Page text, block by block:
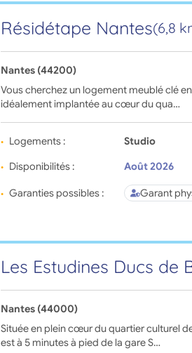
Résidétape Nantes(6,8
Nantes (44200)
Vous cherchez un logement meublé clé
idéalement implantée au cœur du qua…
Logements :
Studio
Disponibilités :
Août 2026
Garanties possibles : Garant
Les Estudines Ducs de
Nantes (44000)
Située en plein cœur du quartier culturel
est à 5 minutes à pied de la gare S…